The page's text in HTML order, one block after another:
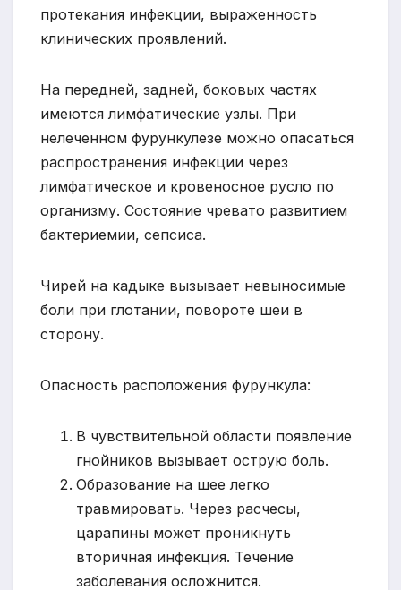
протекания инфекции, выраженность
клинических проявлений.
На передней, задней, боковых частях
имеются лимфатические узлы. При
нелеченном фурункулезе можно опасаться
распространения инфекции через
лимфатическое и кровеносное русло по
организму. Состояние чревато развитием
бактериемии, сепсиса.
Чирей на кадыке вызывает невыносимые
боли при глотании, повороте шеи в
сторону.
Опасность расположения фурункула:
В чувствительной области появление
гнойников вызывает острую боль.
Образование на шее легко
травмировать. Через расчесы,
царапины может проникнуть
вторичная инфекция. Течение
заболевания осложнится.